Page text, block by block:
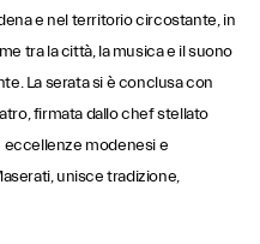
e nel territorio circostante, in
tra la città, la musica e il suono
La serata si è conclusa con
firmata dallo chef stellato
eccellenze modenesi e
unisce tradizione,